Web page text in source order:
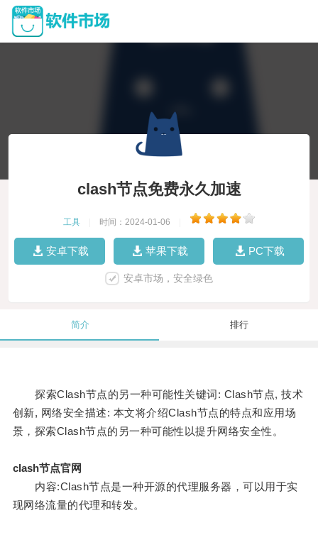
clash节点免费永久加速
工具 时间：2024-01-06
安卓下载 苹果下载 PC下载
安卓市场，安全绿色
简介 排行
探索Clash节点的另一种可能性关键词: Clash节点, 技术
创新, 网络安全描述: 本文将介绍Clash节点的特点和应用场
景，探索Clash节点的另一种可能性以提升网络安全性。
clash节点官网
内容:Clash节点是一种开源的代理服务器，可以用于实
现网络流量的代理和转发。